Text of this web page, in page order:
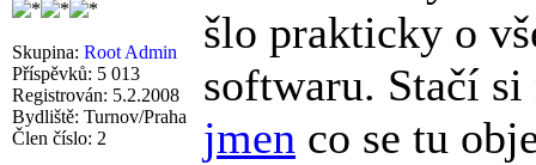
Skupina: Root Admin
Příspěvků: 5 013
Registrován: 5.2.2008
Bydliště: Turnov/Praha
Člen číslo: 2
šlo prakticky o
softwaru. Stačí
jmen co se tu